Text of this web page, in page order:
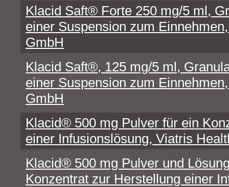
Klacid Saft® Forte 250 mg/5 ml,
einer Suspension zum
GmbH
Klacid Saft®, 125 mg/5 ml,
einer Suspension zum
GmbH
Klacid® 500 mg Pulver für ein
einer Infusionslösung, Viatris
Klacid® 500 mg Pulver und
Konzentrat zur Herstellung einer